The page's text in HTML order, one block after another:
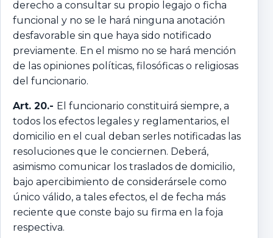
derecho a consultar su propio legajo o ficha
funcional y no se le hará ninguna anotación
desfavorable sin que haya sido notificado
previamente. En el mismo no se hará mención
de las opiniones políticas, filosóficas o religiosas
del funcionario.
Art. 20.- El funcionario constituirá siempre, a
todos los efectos legales y reglamentarios, el
domicilio en el cual deban serles notificadas las
resoluciones que le conciernen. Deberá,
asimismo comunicar los traslados de domicilio,
bajo apercibimiento de considerársele como
único válido, a tales efectos, el de fecha más
reciente que conste bajo su firma en la foja
respectiva.